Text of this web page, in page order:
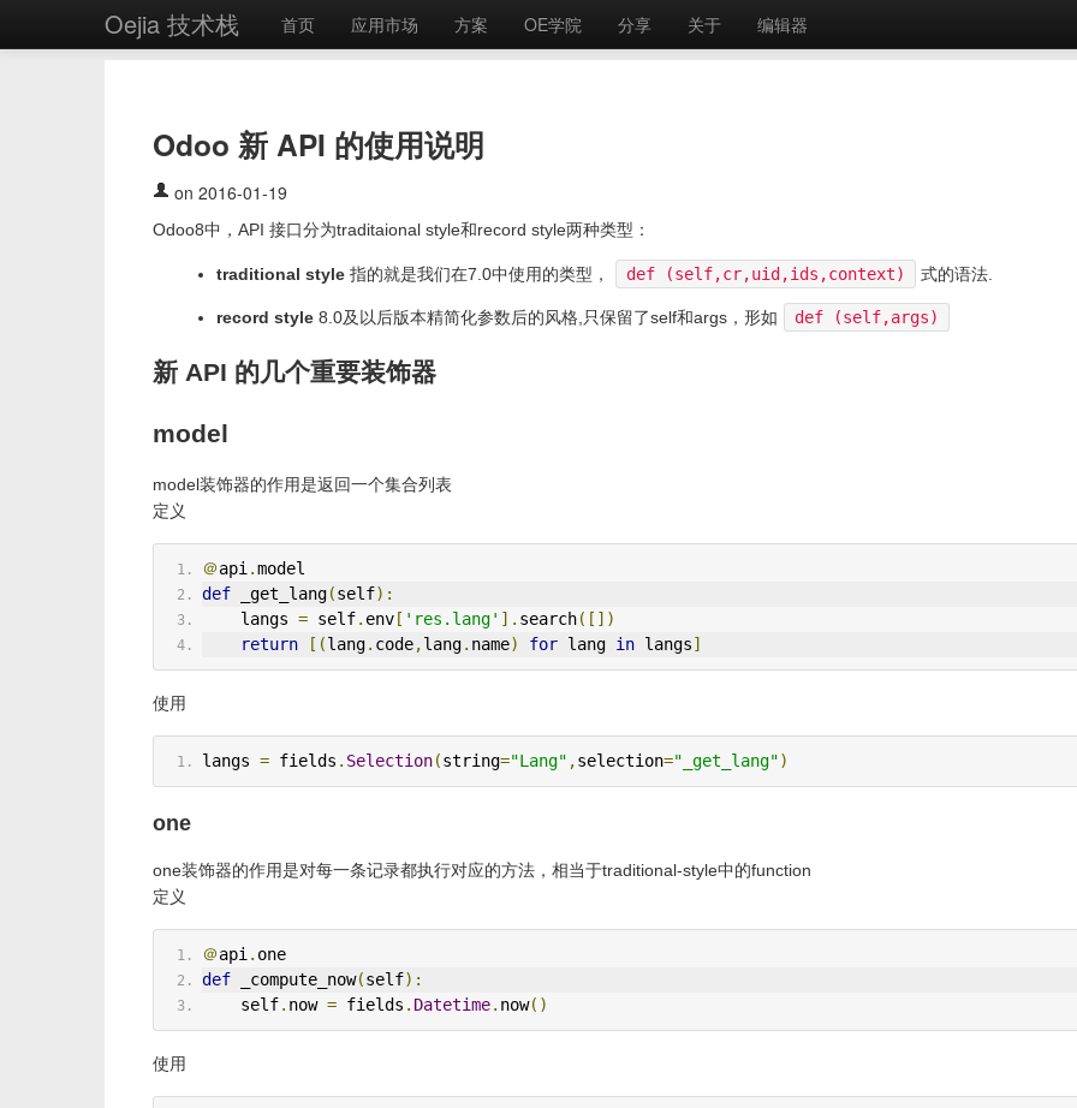
Oejia 技术栈 首页 应用市场 方案 OE学院 分享 关于 编辑器
Odoo 新 API 的使用说明
on 2016-01-19
Odoo8中，API 接口分为traditaional style和record style两种类型：
traditional style 指的就是我们在7.0中使用的类型， def (self,cr,uid,ids,context) 式的语法.
record style 8.0及以后版本精简化参数后的风格,只保留了self和args，形如 def (self,args)
新 API 的几个重要装饰器
model
model装饰器的作用是返回一个集合列表
定义
＠api .model
def _get_lang(self):
    langs
= self. env[ 'res.lang' ]. search([])
return
[(lang. code,lang. name) for lang in langs]
使用
langs = fields . Selection(string="Lang" ,selection="_get_lang")
one
one装饰器的作用是对每一条记录都执行对应的方法，相当于traditional-style中的function
定义
＠api . one
def _compute_now(self):
    self
. now = fields . Datetime. now()
使用